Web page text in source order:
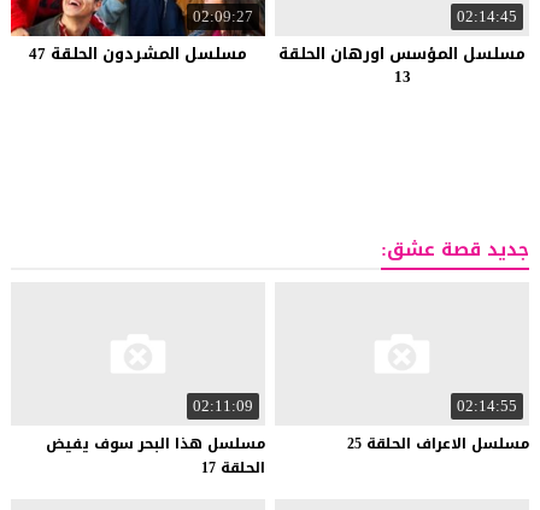
02:14:45
مسلسل المؤسس اورهان الحلقة
13
02:09:27
مسلسل المشردون الحلقة 47
جديد قصة عشق:
02:14:55
مسلسل الاعراف الحلقة 25
02:11:09
مسلسل هذا البحر سوف يفيض
الحلقة 17